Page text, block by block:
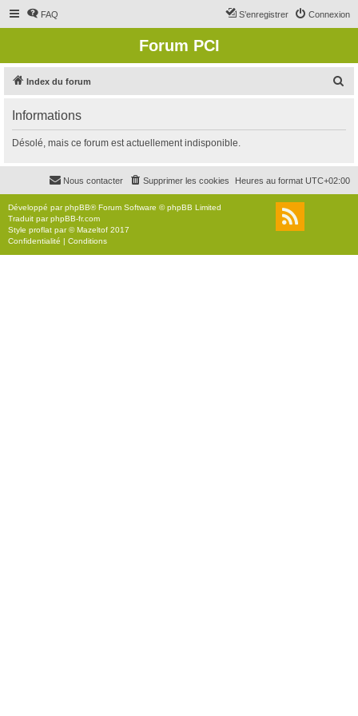
FAQ Connexion
S’enregistrer
Forum PCI
Index du forum
r
c
r
Informations
Désolé, mais ce forum est actuellement indisponible.
Heures au format UTC+02:00
Supprimer les cookies
Nous contacter
Développé parphpBB® Forum Software © phpBB Limited
Traduit parphpBB-fr.com
Style proflat par ©Mazeltof 2017
Confidentialité | Conditions